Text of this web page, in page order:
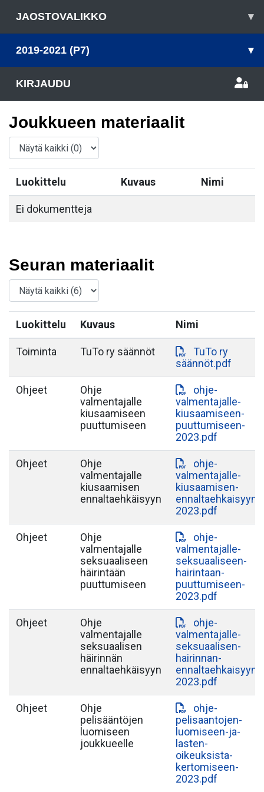
JAOSTOVALIKKO ▾
2019-2021 (P7) ▾
KIRJAUDU
Joukkueen materiaalit
Luokittelu Kuvaus Nimi
Ei dokumentteja
Seuran materiaalit
Luokittelu Kuvaus Nimi
Toiminta TuTo ry säännöt
TuTo ry
säännöt.pdf
Ohjeet
Ohje
valmentajalle
kiusaamiseen
puuttumiseen
ohje-
valmentajalle-
kiusaamiseen-
puuttumiseen-
2023.pdf
Ohjeet
Ohje
valmentajalle
kiusaamisen
ennaltaehkäisyyn
ohje-
valmentajalle-
kiusaamisen-
ennaltaehkaisyyn-
2023.pdf
Ohjeet
Ohje
valmentajalle
seksuaaliseen
häirintään
puuttumiseen
ohje-
valmentajalle-
seksuaaliseen-
hairintaan-
puuttumiseen-
2023.pdf
Ohjeet
Ohje
valmentajalle
seksuaalisen
häirinnän
ennaltaehkäisyyn
ohje-
valmentajalle-
seksuaalisen-
hairinnan-
ennaltaehkaisyyn-
2023.pdf
Ohjeet
Ohje
pelisääntöjen
luomiseen
joukkueelle
ohje-
pelisaantojen-
luomiseen-ja-
lasten-
oikeuksista-
kertomiseen-
2023.pdf